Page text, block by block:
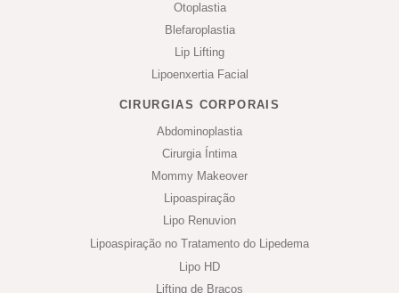
Otoplastia
Blefaroplastia
Lip Lifting
Lipoenxertia Facial
CIRURGIAS CORPORAIS
Abdominoplastia
Cirurgia Íntima
Mommy Makeover
Lipoaspiração
Lipo Renuvion
Lipoaspiração no Tratamento do Lipedema
Lipo HD
Lifting de Braços